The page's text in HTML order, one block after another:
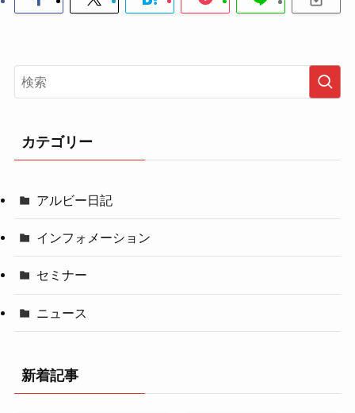
カテゴリー
アルビー日記
インフォメーション
セミナー
ニュース
新着記事